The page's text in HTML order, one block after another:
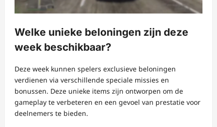
Welke unieke beloningen zijn deze
week beschikbaar?
Deze week kunnen spelers exclusieve beloningen
verdienen via verschillende speciale missies en
bonussen. Deze unieke items zijn ontworpen om de
gameplay te verbeteren en een gevoel van prestatie voor
deelnemers te bieden.